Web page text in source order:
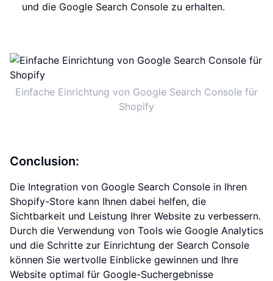
und die Google Search Console zu erhalten.
Einfache Einrichtung von Google Search Console für
Shopify
Conclusion:
Die Integration von Google Search Console in Ihren
Shopify-Store kann Ihnen dabei helfen, die
Sichtbarkeit und Leistung Ihrer Website zu verbessern.
Durch die Verwendung von Tools wie Google Analytics
und die Schritte zur Einrichtung der Search Console
können Sie wertvolle Einblicke gewinnen und Ihre
Website optimal für Google-Suchergebnisse